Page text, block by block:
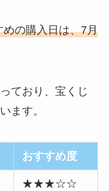
めの購入日は、7月
ており、宝くじ
ます。
おすすめ度
★★★☆☆